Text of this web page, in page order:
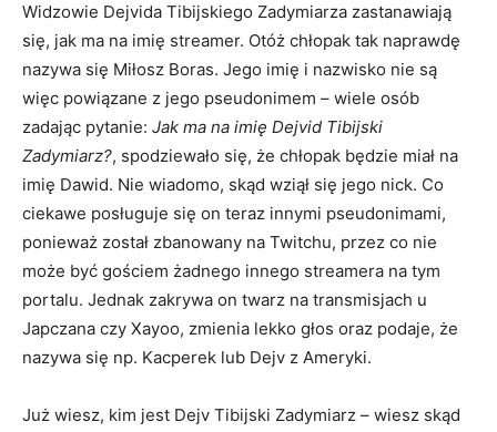
Widzowie Dejvida Tibijskiego Zadymiarza zastanawiają
się, jak ma na imię streamer. Otóż chłopak tak naprawdę
nazywa się Miłosz Boras. Jego imię i nazwisko nie są
więc powiązane z jego pseudonimem – wiele osób
zadając pytanie: Jak ma na imię Dejvid Tibijski
Zadymiarz?, spodziewało się, że chłopak będzie miał na
imię Dawid. Nie wiadomo, skąd wziął się jego nick. Co
ciekawe posługuje się on teraz innymi pseudonimami,
ponieważ został zbanowany na Twitchu, przez co nie
może być gościem żadnego innego streamera na tym
portalu. Jednak zakrywa on twarz na transmisjach u
Japczana czy Xayoo, zmienia lekko głos oraz podaje, że
nazywa się np. Kacperek lub Dejv z Ameryki.
Już wiesz, kim jest Dejv Tibijski Zadymiarz – wiesz skąd